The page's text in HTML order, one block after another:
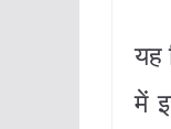
यह
में